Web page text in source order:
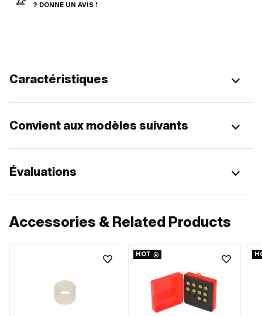
? DONNE UN AVIS !
Caractéristiques
Convient aux modèles suivants
Évaluations
Accessories & Related Products
HOT